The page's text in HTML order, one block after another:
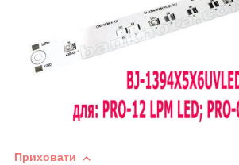
Приховати